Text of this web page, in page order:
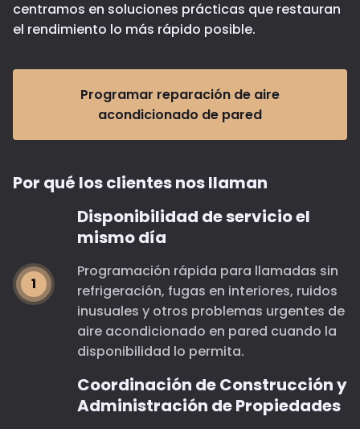
centramos en soluciones prácticas que restauran
el rendimiento lo más rápido posible.
Programar reparación de aire
acondicionado de pared
Por qué los clientes nos llaman
Disponibilidad de servicio el
mismo día
Programación rápida para llamadas sin
refrigeración, fugas en interiores, ruidos
inusuales y otros problemas urgentes de
aire acondicionado en pared cuando la
disponibilidad lo permita.
Coordinación de Construcción y
Administración de Propiedades